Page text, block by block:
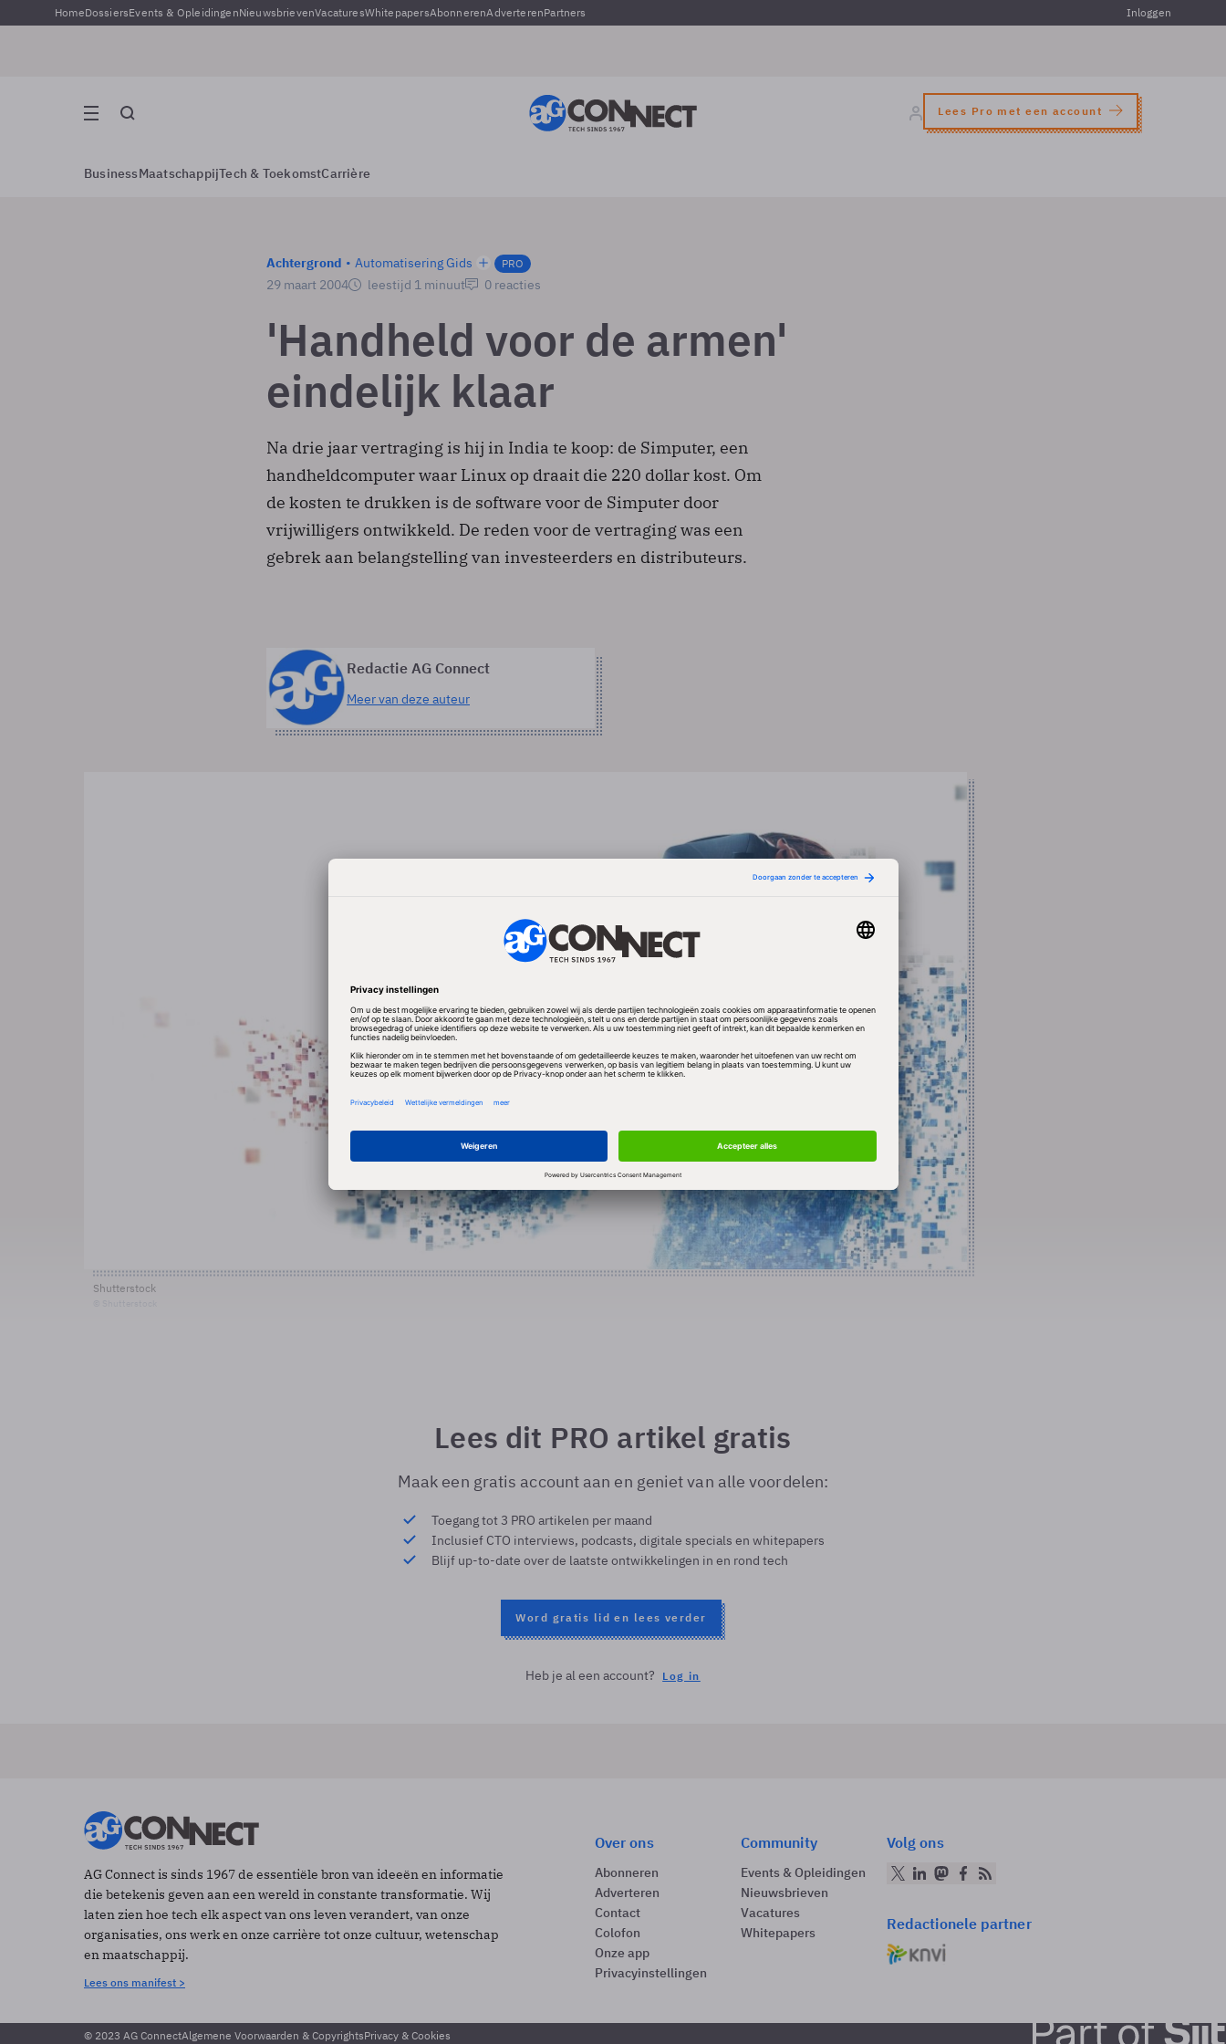
HomeDossiersEvents & OpleidingenNieuwsbrievenVacaturesWhitepapersAbonnerenAdverterenPartners Inloggen
Lees Pro met een account
BusinessMaatschappijTech & ToekomstCarrière
Achtergrond Automatisering Gids PRO
29 maart 2004 leestijd 1 minuut 0 reacties
'Handheld voor de armen'
eindelijk klaar
Na drie jaar vertraging is hij in India te koop: de Simputer, een
handheldcomputer waar Linux op draait die 220 dollar kost. Om
de kosten te drukken is de software voor de Simputer door
vrijwilligers ontwikkeld. De reden voor de vertraging was een
gebrek aan belangstelling van investeerders en distributeurs.
Redactie AG Connect
Meer van deze auteur
Shutterstock
Lees dit PRO artikel gratis
Maak een gratis account aan en geniet van alle voordelen:
Toegang tot 3 PRO artikelen per maand
Inclusief CTO interviews, podcasts, digitale specials en whitepapers
Blijf up-to-date over de laatste ontwikkelingen in en rond tech
Word gratis lid en lees verder
Heb je al een account? Log in
AG Connect is sinds 1967 de essentiële bron van ideeën en informatie
die betekenis geven aan een wereld in constante transformatie. Wij
laten zien hoe tech elk aspect van ons leven verandert, van onze
organisaties, ons werk en onze carrière tot onze cultuur, wetenschap
en maatschappij.
Lees ons manifest >
Over ons
Abonneren
Adverteren
Contact
Colofon
Onze app
Privacyinstellingen
Community
Events & Opleidingen
Nieuwsbrieven
Vacatures
Whitepapers
Volg ons
Redactionele partner
© 2023 AG ConnectAlgemene Voorwaarden & CopyrightsPrivacy & Cookies